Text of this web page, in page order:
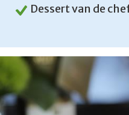
Dessert van de